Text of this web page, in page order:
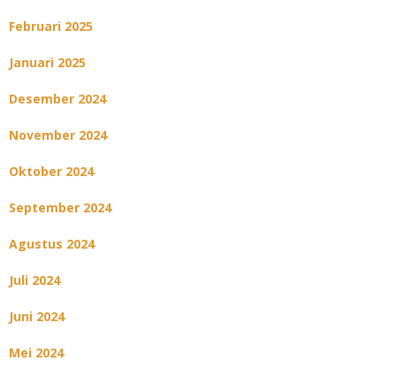
Februari 2025
Januari 2025
Desember 2024
November 2024
Oktober 2024
September 2024
Agustus 2024
Juli 2024
Juni 2024
Mei 2024